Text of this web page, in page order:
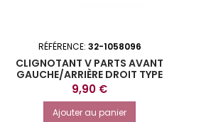
RÉFÉRENCE: 32-1058096
CLIGNOTANT V PARTS AVANT
GAUCHE/ARRIÈRE DROIT TYPE
ORIGINE
Prix
9,90 €
Ajouter au panier